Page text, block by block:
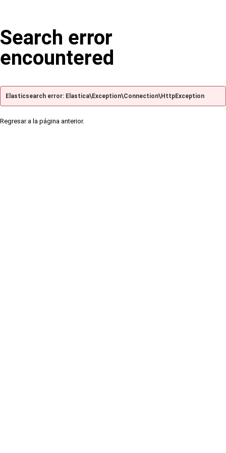
Search error
encountered
Elasticsearch error: Elastica\Exception\Connection\HttpException
Regresar a la página anterior.